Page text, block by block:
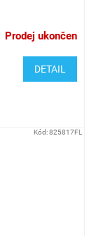
Prodej ukončen
DETAIL
Kód:825817FL